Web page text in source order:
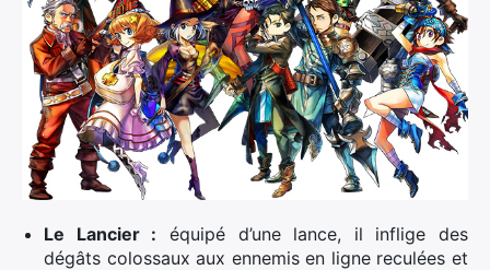
Le Lancier : équipé d’une lance, il inflige des
dégâts colossaux aux ennemis en ligne reculées et